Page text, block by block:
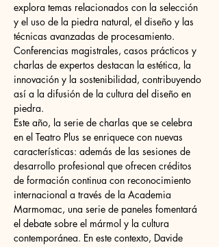
explora temas relacionados con la selección
y el uso de la piedra natural, el diseño y las
técnicas avanzadas de procesamiento.
Conferencias magistrales, casos prácticos y
charlas de expertos destacan la estética, la
innovación y la sostenibilidad, contribuyendo
así a la difusión de la cultura del diseño en
piedra.
Este año, la serie de charlas que se celebra
en el Teatro Plus se enriquece con nuevas
características: además de las sesiones de
desarrollo profesional que ofrecen créditos
de formación continua con reconocimiento
internacional a través de la Academia
Marmomac, una serie de paneles fomentará
el debate sobre el mármol y la cultura
contemporánea. En este contexto, Davide